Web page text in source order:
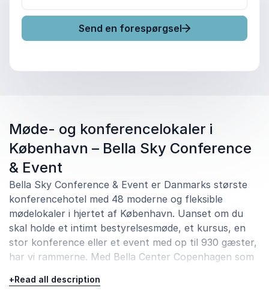
Send en forespørgsel
Møde- og konferencelokaler i
København – Bella Sky Conference
& Event
Bella Sky Conference & Event er Danmarks største
konferencehotel med 48 moderne og fleksible
mødelokaler i hjertet af København. Uanset om du
skal holde et intimt bestyrelsesmøde, et kursus, en
stor konference eller et event med op til 930 gæster,
har vi rammerne. Med Bella Center Copenhagen som
arrangementer.
+Read all description